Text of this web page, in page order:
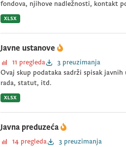
fondova, njihove nadležnosti, kontakt
XLSX
Javne ustanove
11 pregleda
3 preuzimanja
Ovaj skup podataka sadrži spisak
rada, statut, itd.
XLSX
Javna preduzeća
14 pregleda
3 preuzimanja